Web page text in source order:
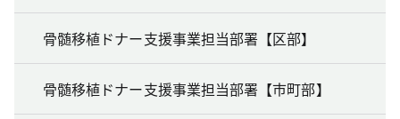
骨髄移植ドナー支援事業担当部署【区部】
骨髄移植ドナー支援事業担当部署【市町部】